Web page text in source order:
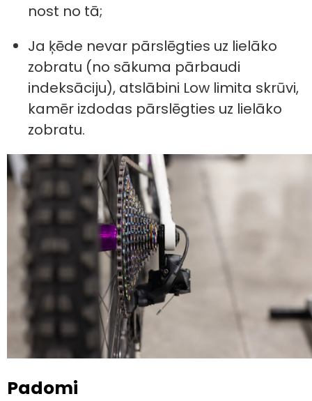
nost no tā;
Ja ķēde nevar pārslēgties uz lielāko
zobratu (no sākuma pārbaudi
indeksāciju), atslābini Low limita skrūvi,
kamēr izdodas pārslēgties uz lielāko
zobratu.
Padomi